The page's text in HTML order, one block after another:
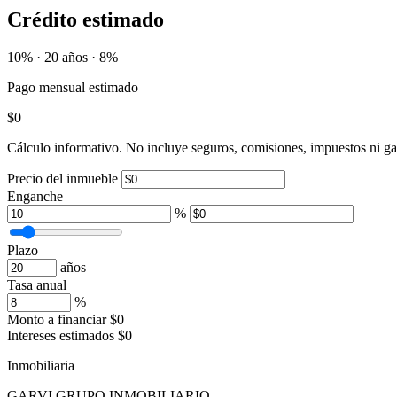
Crédito estimado
10% · 20 años · 8%
Pago mensual estimado
$0
Cálculo informativo. No incluye seguros, comisiones, impuestos ni
Precio del inmueble
Enganche
%
Plazo
años
Tasa anual
%
Monto a financiar $0
Intereses estimados $0
Inmobiliaria